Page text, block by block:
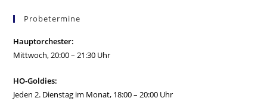
Probetermine
Hauptorchester:
Mittwoch, 20:00 – 21:30 Uhr
HO-Goldies:
Jeden 2. Dienstag im Monat, 18:00 – 20:00 Uhr